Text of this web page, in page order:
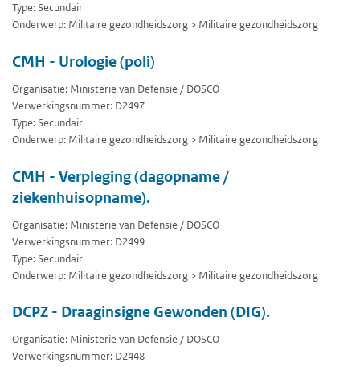
Type: Secundair
Onderwerp: Militaire gezondheidszorg > Militaire gezondheidszorg
CMH - Urologie (poli)
Organisatie: Ministerie van Defensie / DOSCO
Verwerkingsnummer: D2497
Type: Secundair
Onderwerp: Militaire gezondheidszorg > Militaire gezondheidszorg
CMH - Verpleging (dagopname /
ziekenhuisopname).
Organisatie: Ministerie van Defensie / DOSCO
Verwerkingsnummer: D2499
Type: Secundair
Onderwerp: Militaire gezondheidszorg > Militaire gezondheidszorg
DCPZ - Draaginsigne Gewonden (DIG).
Organisatie: Ministerie van Defensie / DOSCO
Verwerkingsnummer: D2448